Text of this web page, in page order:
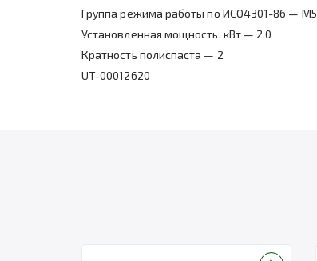
Группа режима работы по ИСО4301-86 — М5
Установленная мощность, кВт — 2,0
Кратность полиспаста — 2
UT-00012620